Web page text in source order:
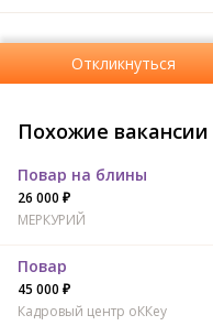
Откликнуться
Похожие вакансии
Повар на блины
26 000 ₽
МЕРКУРИЙ
Повар
45 000 ₽
Кадровый центр оККеу